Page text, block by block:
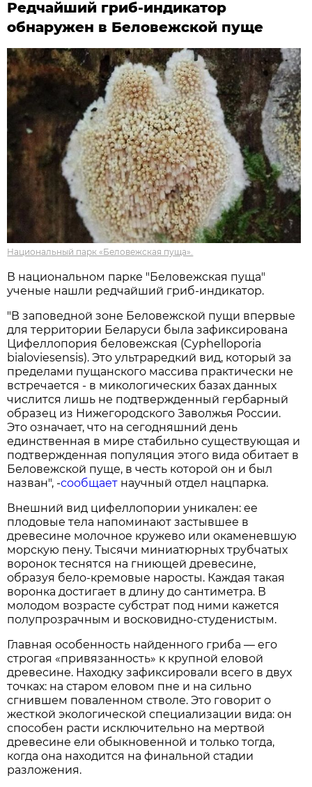
Редчайший гриб-индикатор
обнаружен в Беловежской пуще
Национальный парк «Беловежская пуща».
В национальном парке "Беловежская пуща"
ученые нашли редчайший гриб-индикатор.
"В заповедной зоне Беловежской пущи впервые
для территории Беларуси была зафиксирована
Цифеллопория беловежская (Cyphelloporia
bialoviesensis). Это ультраредкий вид, который за
пределами пущанского массива практически не
встречается - в микологических базах данных
числится лишь не подтвержденный гербарный
образец из Нижегородского Заволжья России.
Это означает, что на сегодняшний день
единственная в мире стабильно существующая и
подтвержденная популяция этого вида обитает в
Беловежской пуще, в честь которой он и был
назван", -сообщает научный отдел нацпарка.
Внешний вид цифеллопории уникален: ее
плодовые тела напоминают застывшее в
древесине молочное кружево или окаменевшую
морскую пену. Тысячи миниатюрных трубчатых
воронок теснятся на гниющей древесине,
образуя бело-кремовые наросты. Каждая такая
воронка достигает в длину до сантиметра. В
молодом возрасте субстрат под ними кажется
полупрозрачным и восковидно-студенистым.
Главная особенность найденного гриба — его
строгая «привязанность» к крупной еловой
древесине. Находку зафиксировали всего в двух
точках: на старом еловом пне и на сильно
сгнившем поваленном стволе. Это говорит о
жесткой экологической специализации вида: он
способен расти исключительно на мертвой
древесине ели обыкновенной и только тогда,
когда она находится на финальной стадии
разложения.